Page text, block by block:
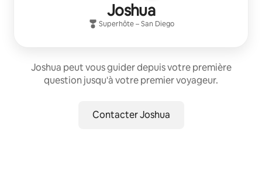
Joshua
Superhôte–San Diego
Joshua peut vous guider depuis votre première
question jusqu'à votre premier voyageur.
Contacter Joshua